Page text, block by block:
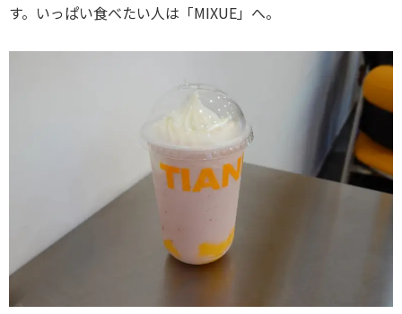
す。いっぱい食べたい人は「MIXUE」へ。